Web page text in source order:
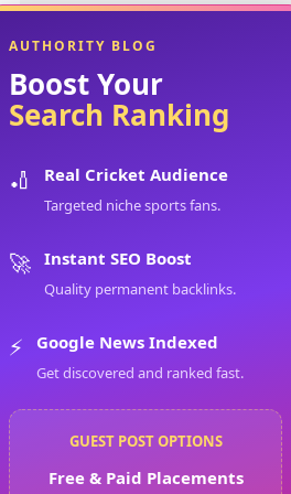
AUTHORITY BLOG
Boost Your
Search Ranking
🏏 Real Cricket Audience
Targeted niche sports fans.
🚀 Instant SEO Boost
Quality permanent backlinks.
⚡ Google News Indexed
Get discovered and ranked fast.
GUEST POST OPTIONS
Free & Paid Placements